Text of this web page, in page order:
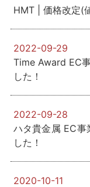
HMT | 価格改定(
2022-09-29
Time Award EC
した！
2022-09-28
ハタ貴金属 EC事
した！
2020-10-11